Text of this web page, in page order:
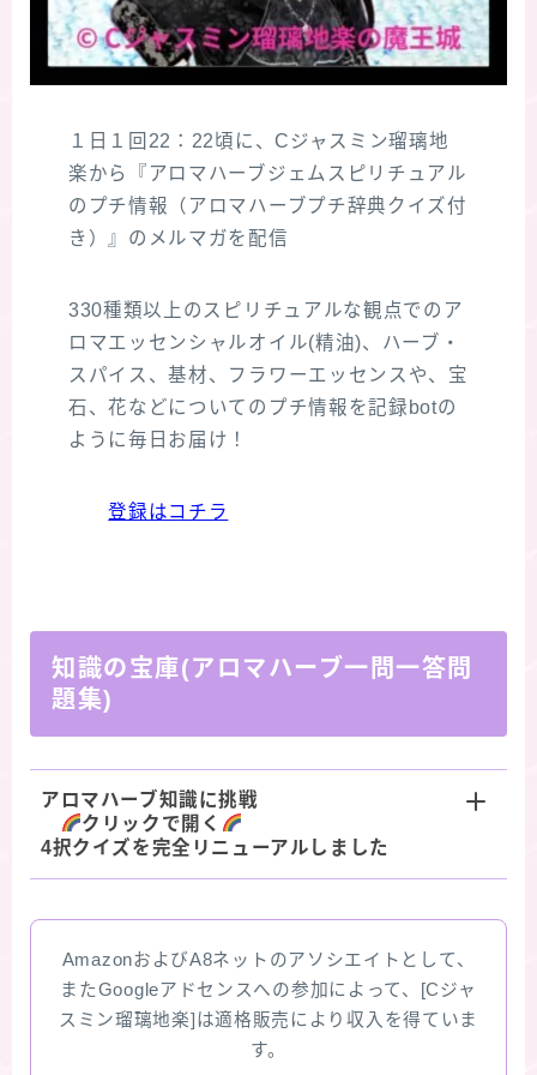
１日１回22：22頃に、Cジャスミン瑠璃地
楽から『アロマハーブジェムスピリチュアル
のプチ情報（アロマハーブプチ辞典クイズ付
き）』のメルマガを配信
330種類以上のスピリチュアルな観点でのア
ロマエッセンシャルオイル(精油)、ハーブ・
スパイス、基材、フラワーエッセンスや、宝
石、花などについてのプチ情報を記録botの
ように毎日お届け！
登録はコチラ
知識の宝庫(アロマハーブ一問一答問
題集)
アロマハーブ知識に挑戦
クリックで開く
4択クイズを完全リニューアルしました
AmazonおよびA8ネットのアソシエイトとして、
またGoogleアドセンスへの参加によって、[Cジャ
スミン瑠璃地楽]は適格販売により収入を得ていま
す。